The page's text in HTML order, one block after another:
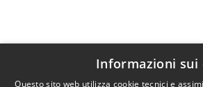
Informazioni sui
Questo sito web utilizza cookie tecnici e